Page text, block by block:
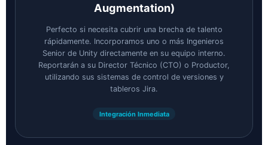
Augmentation)
Perfecto si necesita cubrir una brecha de talento
rápidamente. Incorporamos uno o más Ingenieros
Senior de Unity directamente en su equipo interno.
Reportarán a su Director Técnico (CTO) o Productor,
utilizando sus sistemas de control de versiones y
tableros Jira.
Integración Inmediata